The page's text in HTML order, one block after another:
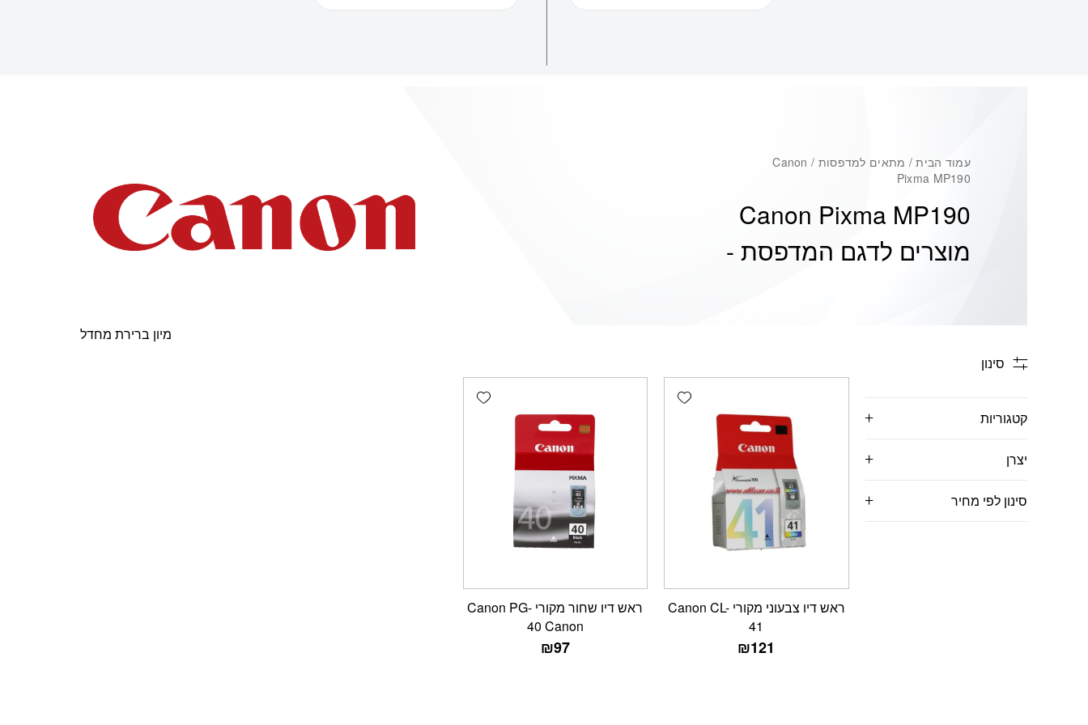
עמוד הבית
/ מתאים למדפסות / Canon
Pixma MP190
Canon Pixma MP190
מוצרים לדגם המדפסת -
סינון
קטגוריות
יצרן
סינון לפי מחיר
Add wishlist
ראש דיו צבעוני מקורי Canon CL-
41
₪121
Add wishlist
ראש דיו שחור מקורי Canon PG-
40 Canon
₪97